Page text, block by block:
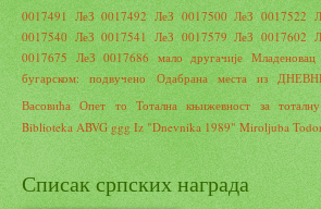
0017491 ЛеЗ 0017492 ЛеЗ 0017500 ЛеЗ 0017522
0017540 ЛеЗ 0017541 ЛеЗ 0017579 ЛеЗ 0017602
0017675 ЛеЗ 0017686 мало другачије Младеновац
бугарском: подвучено
Одабрана места из
Васовића Опет то Тотална књижевност за
Biblioteka ABVG ggg Iz "Dnevnika 1989" Miroljuba
Списак српских награда